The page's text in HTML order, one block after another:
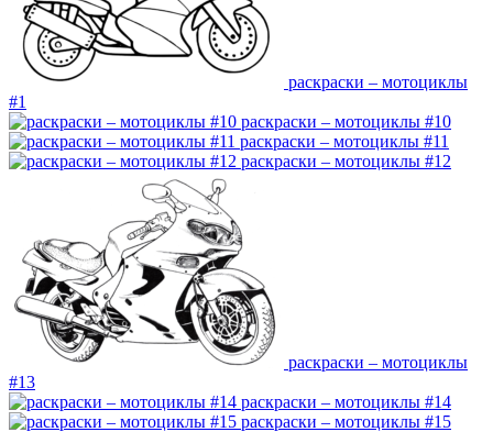
раскраски – мотоциклы
#1
раскраски – мотоциклы #10
раскраски – мотоциклы #11
раскраски – мотоциклы #12
раскраски – мотоциклы
#13
раскраски – мотоциклы #14
раскраски – мотоциклы #15